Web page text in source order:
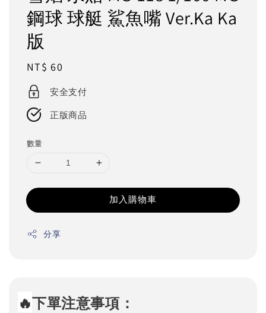
鋼球 球艇 鯊魚嘴 Ver.Ka Ka
版
Regular
price
NT$ 60
安全支付
正版商品
數量
加入購物車
分享
🔥下單注意事項：